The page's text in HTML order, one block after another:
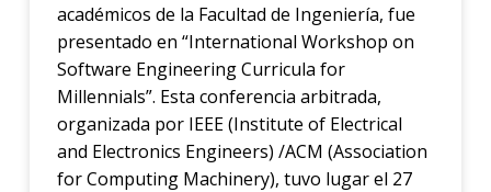
académicos de la Facultad de Ingeniería, fue
presentado en “International Workshop on
Software Engineering Curricula for
Millennials”. Esta conferencia arbitrada,
organizada por IEEE (Institute of Electrical
and Electronics Engineers) /ACM (Association
for Computing Machinery), tuvo lugar el 27